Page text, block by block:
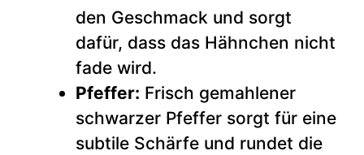
den Geschmack und sorgt
dafür, dass das Hähnchen nicht
fade wird.
Pfeffer: Frisch gemahlener
schwarzer Pfeffer sorgt für eine
subtile Schärfe und rundet die